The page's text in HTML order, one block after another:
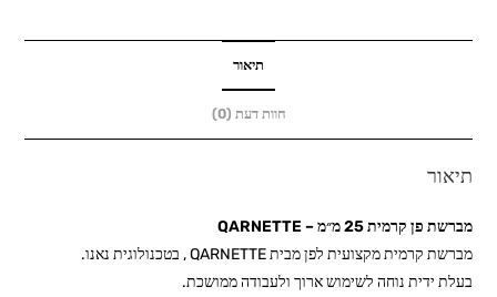
-
תיאור
חוות דעת (0)
תיאור
מברשת פן קרמית 25 מ״מ – QARNETTE
מברשת קרמית מקצועית לפן מבית QARNETTE , בטכנולוגית נאנו.
בעלת ידית נוחה לשימוש ארוך ולעבודה ממושכת.